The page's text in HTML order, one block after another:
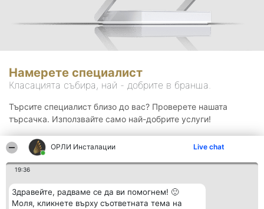
ОРЛИ Инсталации Live chat
19:36
Здравейте, радваме се да ви помогнем! 🙂
Моля, кликнете върху съответната тема на
Намерете специалист
Класацията събира, най - добрите в бранша.
Търсите специалист близо до вас? Проверете нашата
търсачка. Използвайте само най-добрите услуги!